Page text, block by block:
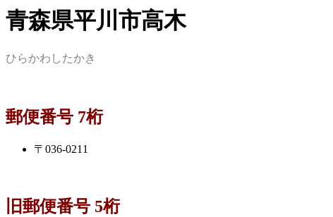
青森県平川市高木
ひらかわしたかき
郵便番号 7桁
〒036-0211
旧郵便番号 5桁